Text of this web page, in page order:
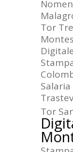
Tor
Salaria
Tor